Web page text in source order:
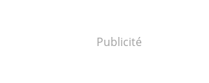
Publicité